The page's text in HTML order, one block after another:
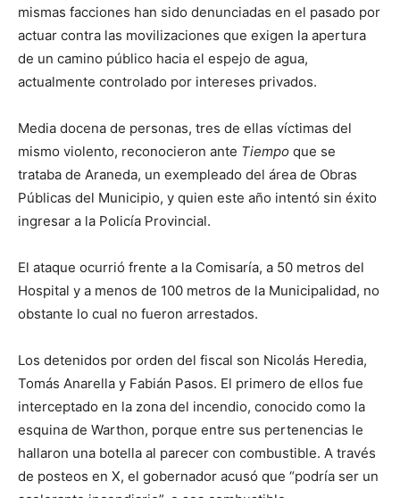
mismas facciones han sido denunciadas en el pasado por
actuar contra las movilizaciones que exigen la apertura
de un camino público hacia el espejo de agua,
actualmente controlado por intereses privados.
Media docena de personas, tres de ellas víctimas del
mismo violento, reconocieron ante Tiempo que se
trataba de Araneda, un exempleado del área de Obras
Públicas del Municipio, y quien este año intentó sin éxito
ingresar a la Policía Provincial.
El ataque ocurrió frente a la Comisaría, a 50 metros del
Hospital y a menos de 100 metros de la Municipalidad, no
obstante lo cual no fueron arrestados.
Los detenidos por orden del fiscal son Nicolás Heredia,
Tomás Anarella y Fabián Pasos. El primero de ellos fue
interceptado en la zona del incendio, conocido como la
esquina de Warthon, porque entre sus pertenencias le
hallaron una botella al parecer con combustible. A través
de posteos en X, el gobernador acusó que “podría ser un